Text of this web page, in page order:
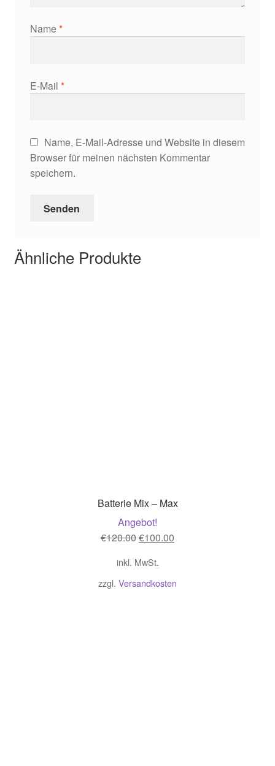
Name*
E-Mail *
Name, E-Mail-Adresse und Website in diesem
Browser für meinen nächsten Kommentar
speichern.
Ähnliche Produkte
Batterie Mix – Max
Angebot!
€120.00Ursprünglicher
war:
€120.00
€100.00
€100.00.
inkl. MwSt.
zzgl. Versandkosten